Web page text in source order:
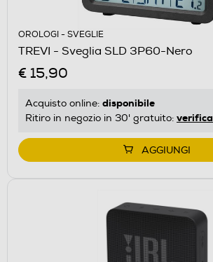
OROLOGI - SVEGLIE
TREVI - Sveglia SLD 3P60-Nero
€ 15,90
Acquisto online: disponibile
Ritiro in negozio in 30' gratuito: verifica
AGGIUNGI